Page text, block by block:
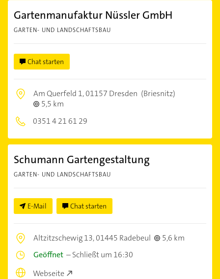
Gartenmanufaktur Nüssler GmbH
GARTEN- UND LANDSCHAFTSBAU
Chat starten
Am Querfeld 1,01157 Dresden (Briesnitz)
5,5 km
0351 4 21 61 29
Schumann Gartengestaltung
GARTEN- UND LANDSCHAFTSBAU
E-Mail Chat starten
Altzitzschewig 13,01445 Radebeul
5,6 km
Geöffnet –Schließt um 16:30
Webseite